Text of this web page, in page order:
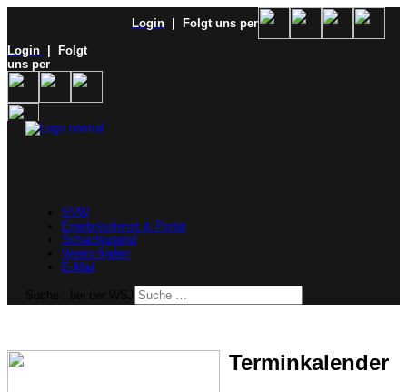
Login
| Folgt uns per
Login
| Folgt
uns per
SVW
Ergebnisdienst & Portal
Schachjugend
Verein finden
E-Mail
Terminkalender